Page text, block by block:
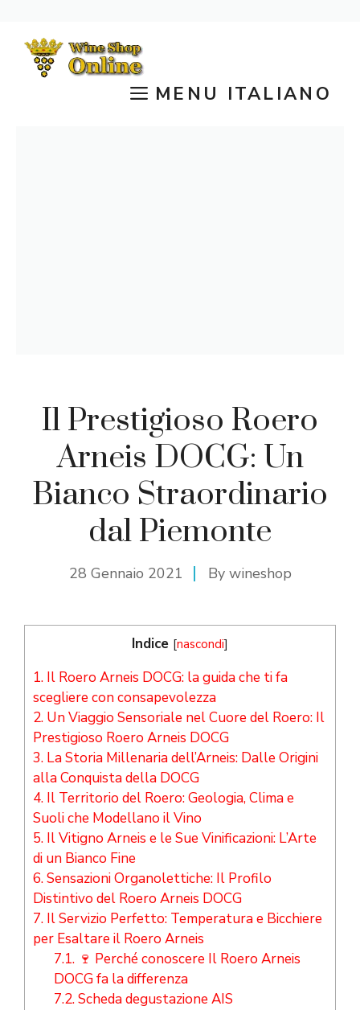
contenuto
MENU ITALIANO
Il Prestigioso Roero
Arneis DOCG: Un
Bianco Straordinario
dal Piemonte
28 Gennaio 2021 By wineshop
Indice [nascondi]
1. Il Roero Arneis DOCG: la guida che ti fa
scegliere con consapevolezza
2. Un Viaggio Sensoriale nel Cuore del Roero: Il
Prestigioso Roero Arneis DOCG
3. La Storia Millenaria dell’Arneis: Dalle Origini
alla Conquista della DOCG
4. Il Territorio del Roero: Geologia, Clima e
Suoli che Modellano il Vino
5. Il Vitigno Arneis e le Sue Vinificazioni: L’Arte
di un Bianco Fine
6.Sensazioni Organolettiche: Il Profilo
Distintivo del Roero Arneis DOCG
7. Il Servizio Perfetto: Temperatura e Bicchiere
per Esaltare il Roero Arneis
7.1.🍷 Perché conoscere Il Roero Arneis
DOCG fa la differenza
7.2.Scheda degustazione AIS